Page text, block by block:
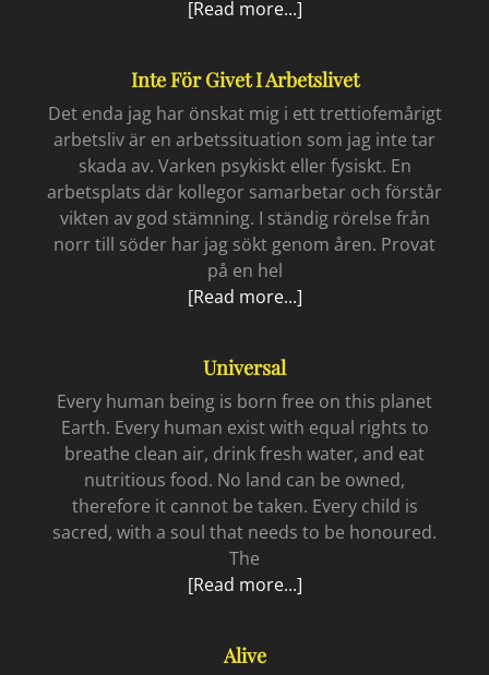
[Read more...]Offbook
Inte För Givet I Arbetslivet
Det enda jag har önskat mig i ett trettiofemårigt
arbetsliv är en arbetssituation som jag inte tar
skada av. Varken psykiskt eller fysiskt. En
arbetsplats där kollegor samarbetar och förstår
vikten av god stämning. I ständig rörelse från
norr till söder har jag sökt genom åren. Provat
på en hel
[Read more...]Inte
arbetslivet
Universal
Every human being is born free on this planet
Earth. Every human exist with equal rights to
breathe clean air, drink fresh water, and eat
nutritious food. No land can be owned,
therefore it cannot be taken. Every child is
sacred, with a soul that needs to be honoured.
The
[Read more...]Universal
Alive